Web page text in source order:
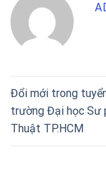
Đổi mới trong
trường Đại học Sư
Thuật TP.HCM